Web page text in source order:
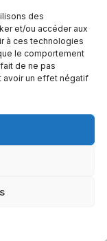
des
et/ou accéder aux
à ces technologies
le comportement
de ne pas
avoir un effet négatif
Chameleon Ideas